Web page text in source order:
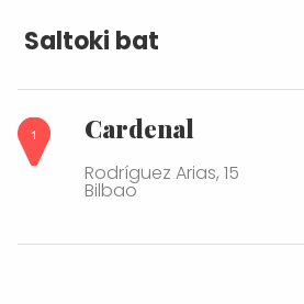
Saltoki bat
Cardenal
Rodríguez Arias, 15
Bilbao